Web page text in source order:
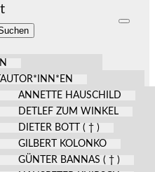
ANNETTE HAUSCHILD
DETLEF ZUM WINKEL
DIETER BOTT ( † )
GILBERT KOLONKO
GÜNTER BANNAS ( † )